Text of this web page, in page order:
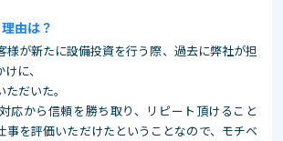
由は？
様が新たに設備投資を行う際、過去に弊社が担
に、
だいた。
応から信頼を勝ち取り、リピート頂けること
事を評価いただけたということなので、モチベ